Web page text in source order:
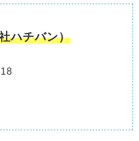
ハチバン）